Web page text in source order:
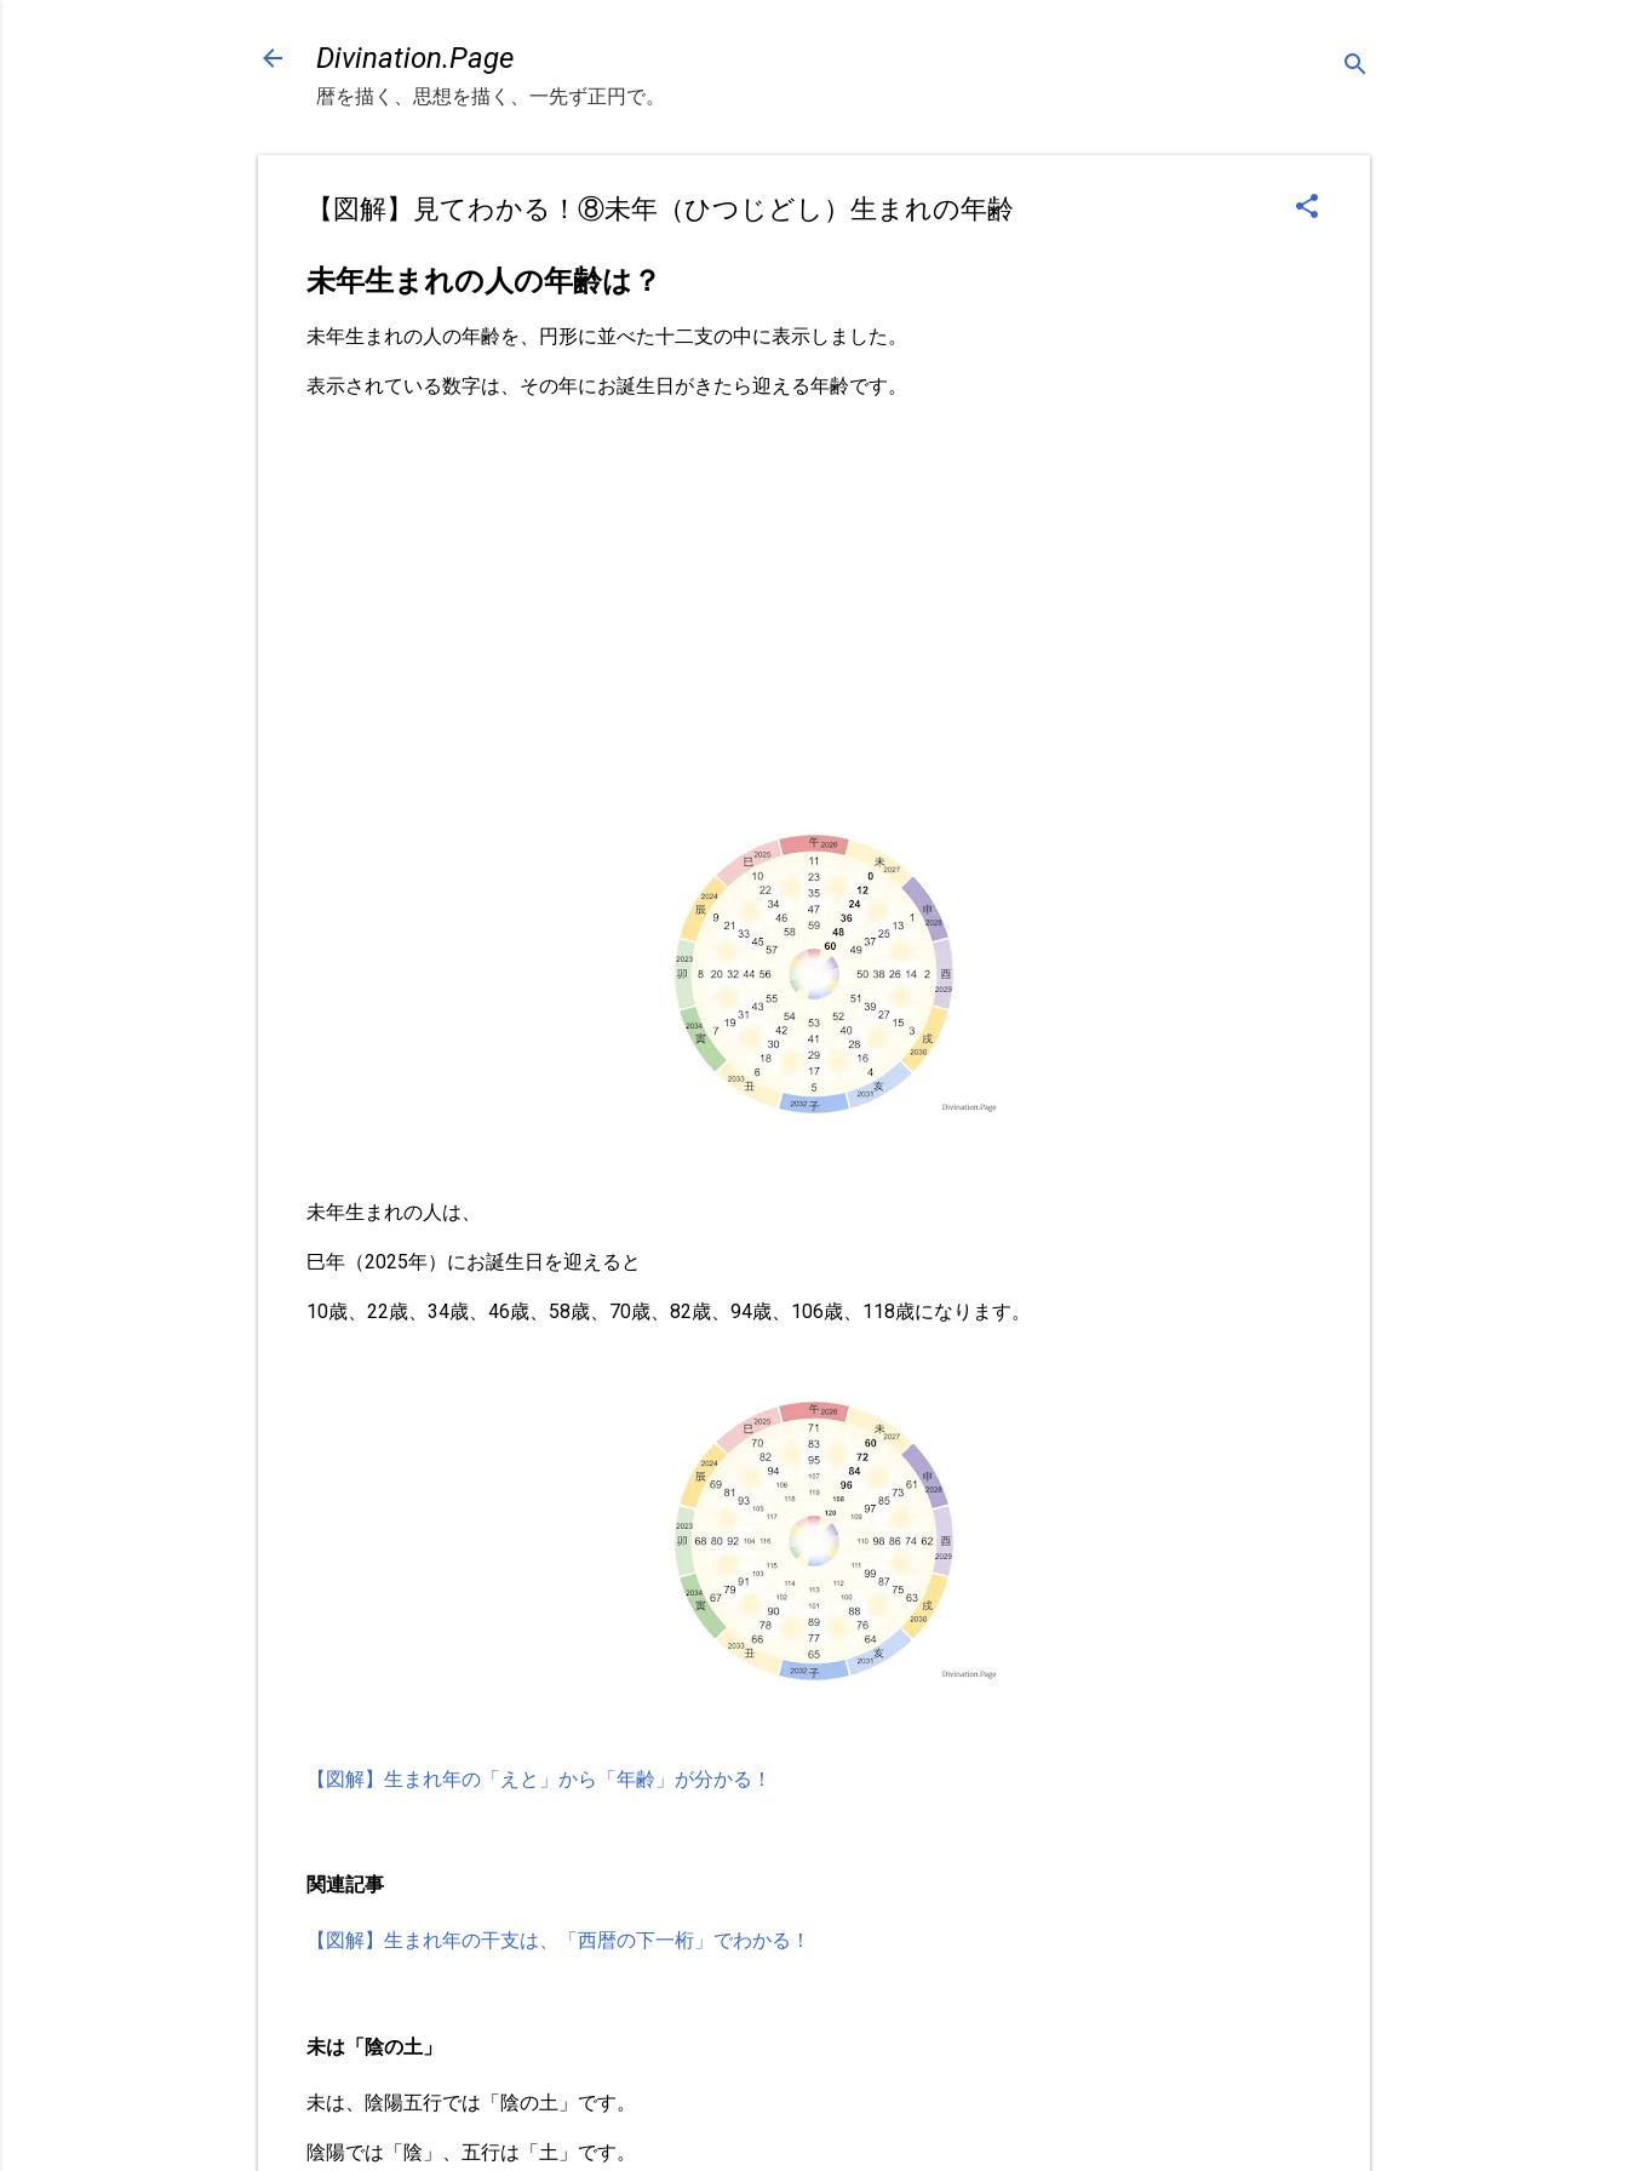
Divination.Page
暦を描く、思想を描く、一先ず正円で。
【図解】見てわかる！⑧未年（ひつじどし）生まれの年齢
未年生まれの人の年齢は？
未年生まれの人の年齢を、円形に並べた十二支の中に表示しました。
表示されている数字は、その年にお誕生日がきたら迎える年齢です。
未年生まれの人は、
巳年（2025年）にお誕生日を迎えると
10歳、22歳、34歳、46歳、58歳、70歳、82歳、94歳、106歳、118歳になります。
【図解】生まれ年の「えと」から「年齢」が分かる！
関連記事
【図解】生まれ年の干支は、「西暦の下一桁」でわかる！
未は「陰の土」
未は、陰陽五行では「陰の土」です。
陰陽では「陰」、五行は「土」です。